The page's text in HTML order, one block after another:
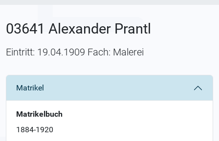
03641 Alexander Prantl
Eintritt: 19.04.1909 Fach: Malerei
Matrikel
Matrikelbuch
1884-1920